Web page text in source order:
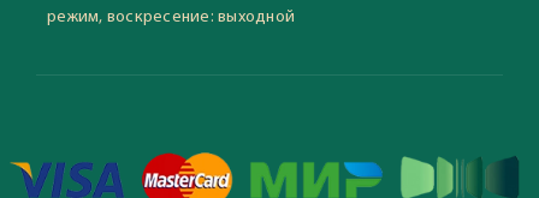
режим, воскресение: выходной